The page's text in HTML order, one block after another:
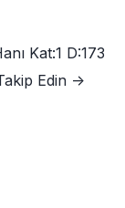
Kat:1 D:173
Edin ->